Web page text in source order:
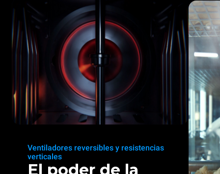
Ventiladores reversibles y resistencias
verticales
El poder de la